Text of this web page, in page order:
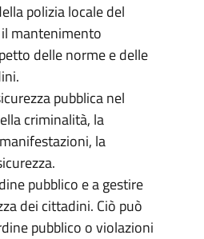
polizia locale del
mantenimento
delle norme e delle
pubblica nel
criminalità, la
la
pubblico e a gestire
dei cittadini. Ciò può
pubblico o violazioni